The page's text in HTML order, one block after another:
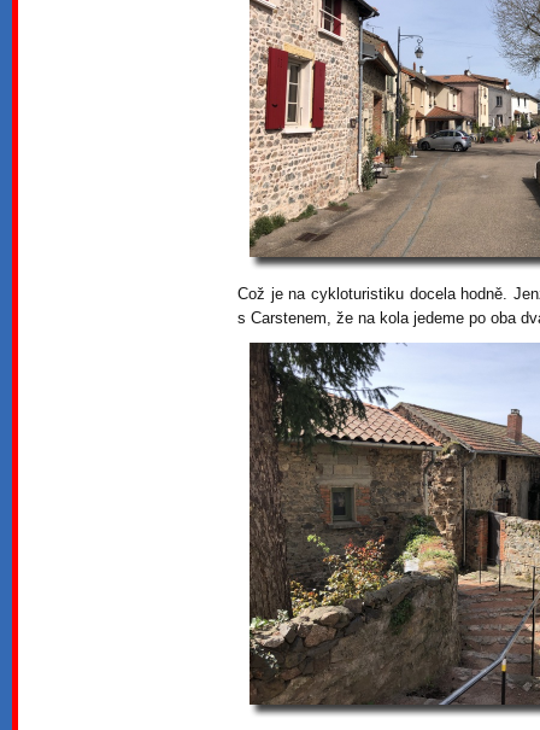
Což je na cykloturistiku docela hodně.
s Carstenem, že na kola jedeme po oba